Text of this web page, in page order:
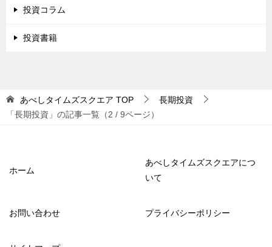
投資コラム
投資書籍
あべしタイムズスクエア TOP
長期投資
「長期投資」の記事一覧（2 / 9ページ）
ホーム
あべしタイムズスクエアにつ
いて
お問い合わせ プライバシーポリシー